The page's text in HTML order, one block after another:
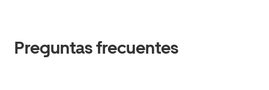
Preguntas frecuentes